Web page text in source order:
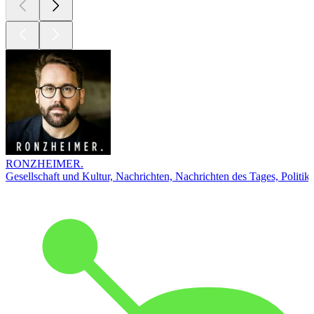
RONZHEIMER.
Gesellschaft und Kultur, Nachrichten, Nachrichten des Tages, Politik